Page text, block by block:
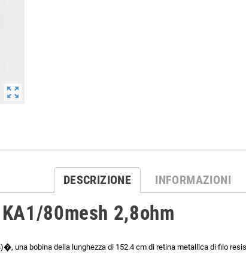
zoom_out_map
DESCRIZIONE INFORMAZIONI
80mesh 2,8ohm
una bobina della lunghezza di 152.4 cm di retina metallica di filo